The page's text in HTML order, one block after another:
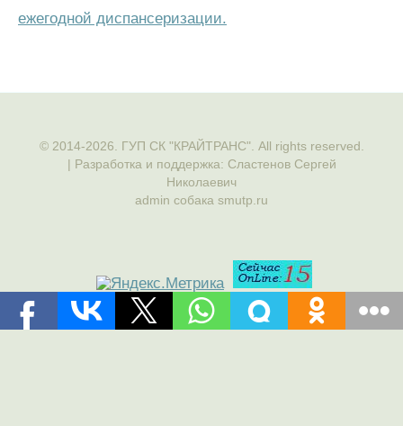
ежегодной диспансеризации.
© 2014-2026. ГУП СК "КРАЙТРАНС". All rights reserved.
| Разработка и поддержка: Сластенов Сергей
Николаевич
admin собака smutp.ru